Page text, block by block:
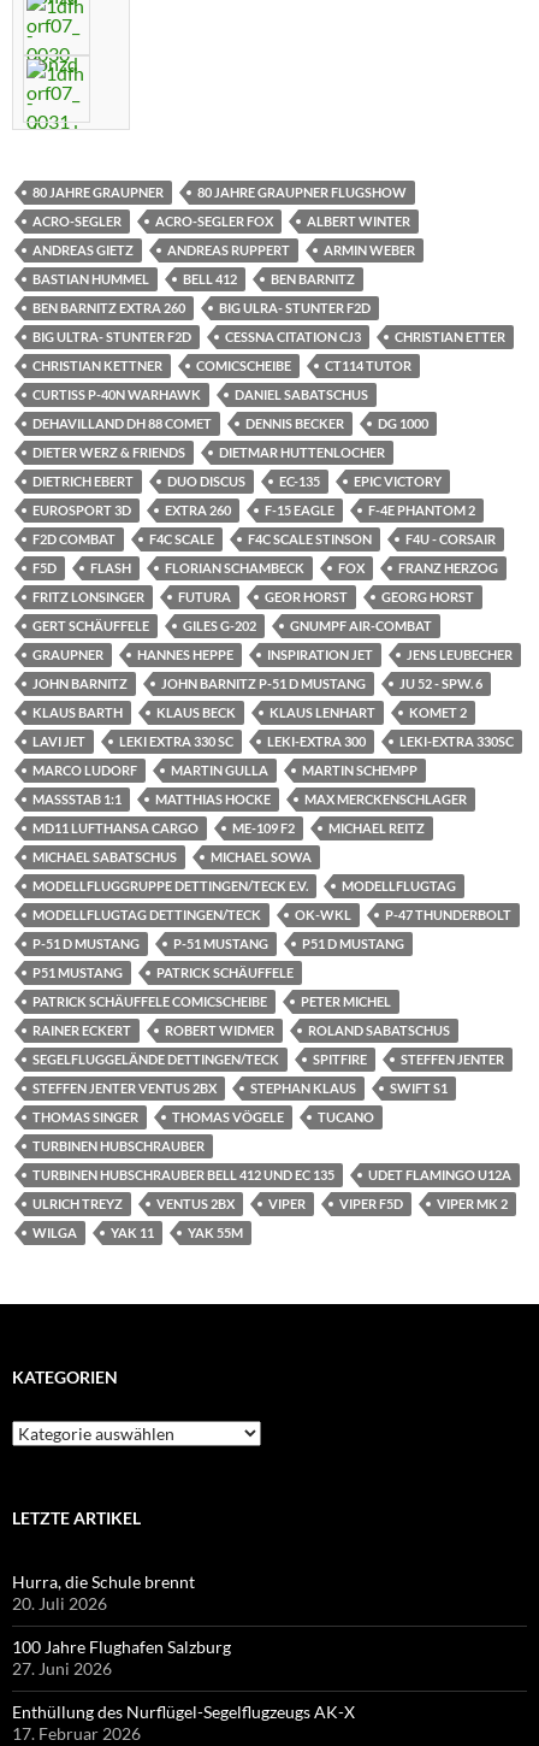
80 JAHRE GRAUPNER
80 JAHRE GRAUPNER FLUGSHOW
ACRO-SEGLER
ACRO-SEGLER FOX
ALBERT WINTER
ANDREAS GIETZ
ANDREAS RUPPERT
ARMIN WEBER
BASTIAN HUMMEL
BELL 412
BEN BARNITZ
BEN BARNITZ EXTRA 260
BIG ULRA- STUNTER F2D
BIG ULTRA- STUNTER F2D
CESSNA CITATION CJ3
CHRISTIAN ETTER
CHRISTIAN KETTNER
COMICSCHEIBE
CT114 TUTOR
CURTISS P-40N WARHAWK
DANIEL SABATSCHUS
DEHAVILLAND DH 88 COMET
DENNIS BECKER
DG 1000
DIETER WERZ & FRIENDS
DIETMAR HUTTENLOCHER
DIETRICH EBERT
DUO DISCUS EC-135
EPIC VICTORY
EUROSPORT 3D
EXTRA 260 F-15 EAGLE
F-4E PHANTOM 2
F2D COMBAT
F4C SCALE F4C SCALE STINSON
F4U - CORSAIR
F5D
FLASH FLORIAN SCHAMBECK FOX
FRANZ HERZOG
FRITZ LONSINGER
FUTURA GEOR HORST
GEORG HORST
GERT SCHÄUFFELE
GILES G-202
GNUMPF AIR-COMBAT
GRAUPNER
HANNES HEPPE INSPIRATION JET
JENS LEUBECHER
JOHN BARNITZ
JOHN BARNITZ P-51 D MUSTANG
JU 52 - SPW. 6
KLAUS BARTH
KLAUS BECK KLAUS LENHART
KOMET 2
LAVI JET
LEKI EXTRA 330 SC LEKI-EXTRA 300
LEKI-EXTRA 330SC
MARCO LUDORF
MARTIN GULLA
MARTIN SCHEMPP
MASSSTAB 1:1
MATTHIAS HOCKE
MAX MERCKENSCHLAGER
MD11 LUFTHANSA CARGO
ME-109 F2
MICHAEL REITZ
MICHAEL SABATSCHUS
MICHAEL SOWA
MODELLFLUGGRUPPE DETTINGEN/TECK E.V.
MODELLFLUGTAG
MODELLFLUGTAG DETTINGEN/TECK
OK-WKL
P-47 THUNDERBOLT
P-51 D MUSTANG
P-51 MUSTANG
P51 D MUSTANG
P51 MUSTANG
PATRICK SCHÄUFFELE
PATRICK SCHÄUFFELE COMICSCHEIBE
PETER MICHEL
RAINER ECKERT
ROBERT WIDMER
ROLAND SABATSCHUS
SEGELFLUGGELÄNDE DETTINGEN/TECK
SPITFIRE
STEFFEN JENTER
STEFFEN JENTER VENTUS 2BX
STEPHAN KLAUS
SWIFT S1
THOMAS SINGER
THOMAS VÖGELE
TUCANO
TURBINEN HUBSCHRAUBER
TURBINEN HUBSCHRAUBER BELL 412 UND EC 135
UDET FLAMINGO U12A
ULRICH TREYZ
VENTUS 2BX VIPER VIPER F5D
VIPER MK 2
WILGA
YAK 11 YAK 55M
KATEGORIEN
Kategorien
LETZTE ARTIKEL
Hurra, die Schule brennt
20. Juli 2026
100 Jahre Flughafen Salzburg
27. Juni 2026
Enthüllung des Nurflügel-Segelflugzeugs AK-X
17. Februar 2026